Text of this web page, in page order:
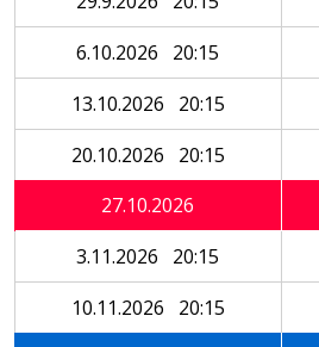
6.10.2026 20:15
13.10.2026 20:15
20.10.2026 20:15
27.10.2026
3.11.2026 20:15
10.11.2026 20:15